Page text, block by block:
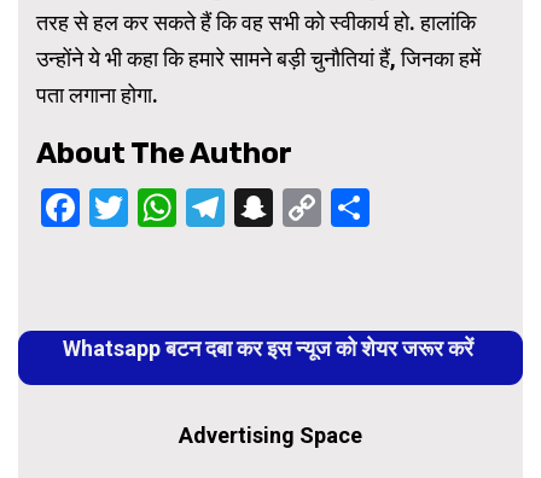
तरह से हल कर सकते हैं कि वह सभी को स्वीकार्य हो. हालांकि
उन्होंने ये भी कहा कि हमारे सामने बड़ी चुनौतियां हैं, जिनका हमें
पता लगाना होगा.
About The Author
Facebook
Twitter
WhatsApp
Telegram
Snapchat
Copy
Reading
Whatsapp बटन दबा कर इस न्यूज को शेयर जरूर करें
Advertising Space